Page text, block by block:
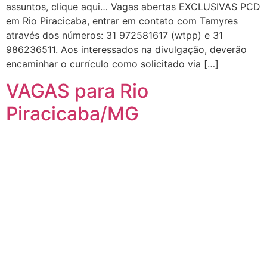
assuntos, clique aqui… Vagas abertas EXCLUSIVAS PCD
em Rio Piracicaba, entrar em contato com Tamyres
através dos números: 31 972581617 (wtpp) e 31
986236511. Aos interessados na divulgação, deverão
encaminhar o currículo como solicitado via […]
VAGAS para Rio
Piracicaba/MG